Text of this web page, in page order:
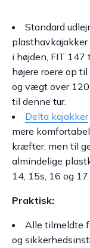
Standard
plasthavkajakker
i højden, FIT
højere roere op
og vægt over 120
til denne tur.
Delta kajakker
mere
kræfter, men til
almindelige
14, 15s, 16 og 17
Praktisk:
Alle tilmeldte
og